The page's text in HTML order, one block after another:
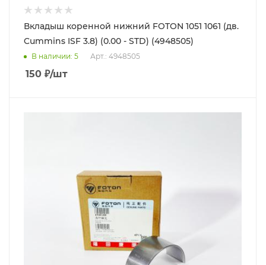
Вкладыш коренной нижний FOTON 1051 1061 (дв.
Cummins ISF 3.8) (0.00 - STD) (4948505)
В наличии: 5 Арт.: 4948505
150 ₽/шт